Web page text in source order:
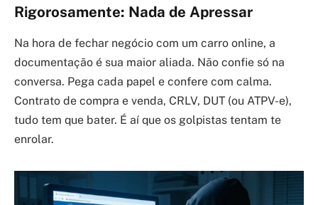
Rigorosamente: Nada de Apressar
Na hora de fechar negócio com um carro online, a
documentação é sua maior aliada. Não confie só na
conversa. Pega cada papel e confere com calma.
Contrato de compra e venda, CRLV, DUT (ou ATPV-e),
tudo tem que bater. É aí que os golpistas tentam te
enrolar.